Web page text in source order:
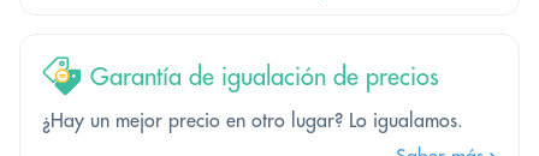
Garantía de igualación de precios
¿Hay un mejor precio en otro lugar? Lo igualamos.